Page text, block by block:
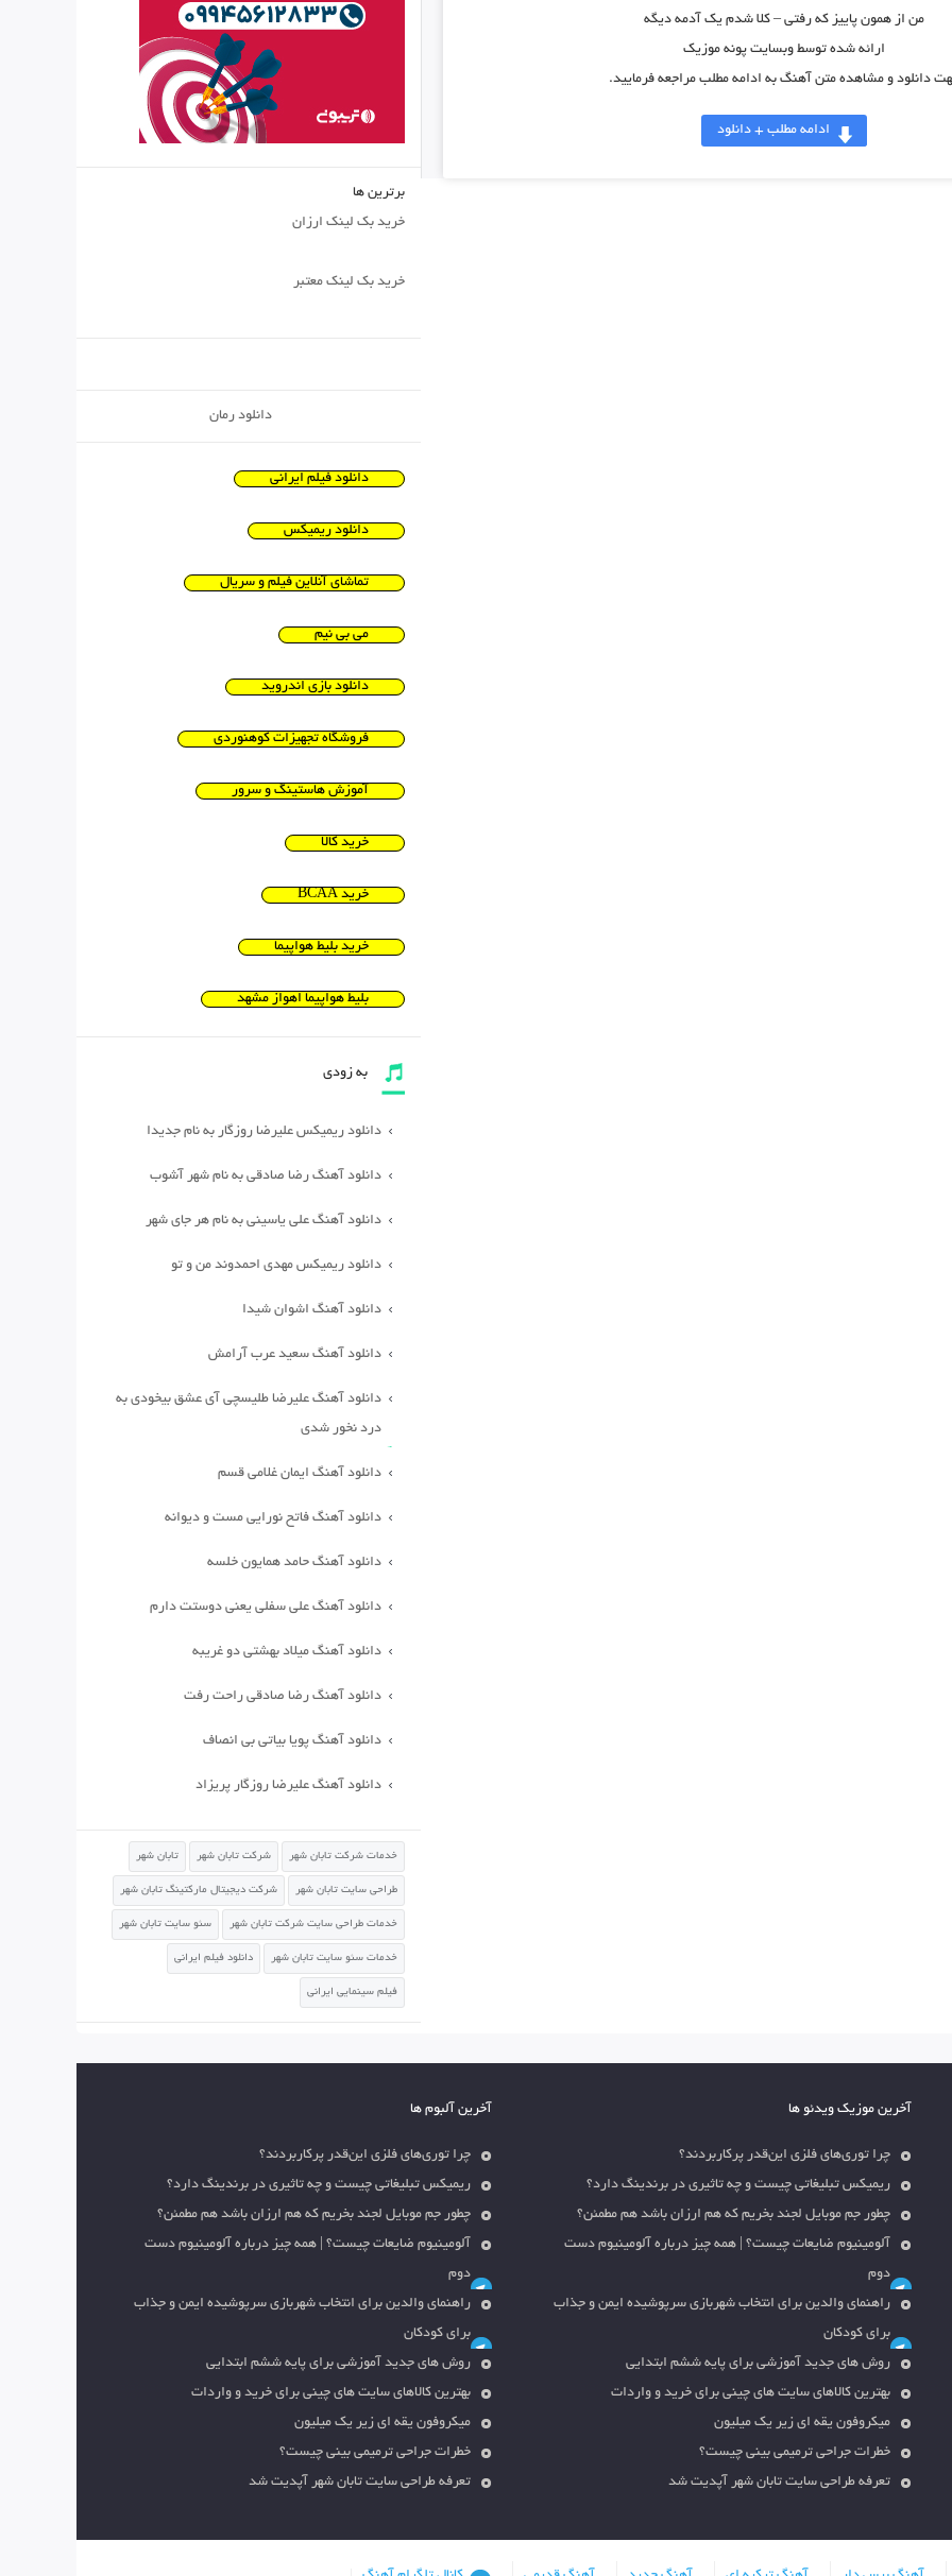
من از همون پاییز که رفتی – کلا شدم یک آدمه دیگه
ارائه شده توسط وبسایت پونه موزیک
دانلود و مشاهده متن آهنگ به ادامه مطلب مراجعه فرمایید.
ادامه مطلب + دانلود
برترین ها
خرید بک لینک ارزان
خرید بک لینک معتبر
دانلود رمان
دانلود فیلم ایرانی
دانلود ریمیکس
تماشای آنلاین فیلم و سریال
می بی نیم
دانلود بازی اندروید
فروشگاه تجهیزات کوهنوردی
آموزش هاستینگ و سرور
خرید کالا
خرید BCAA
خرید بلیط هواپیما
بلیط هواپیما اهواز مشهد
به زودی
دانلود ریمیکس علیرضا روزگار به نام جدیدا
دانلود آهنگ رضا صادقی به نام شهر آشوب
دانلود آهنگ علی یاسینی به نام هر جای شهر
دانلود ریمیکس مهدی احمدوند من و تو
دانلود آهنگ اشوان شیدا
دانلود آهنگ سعید عرب آرامش
دانلود آهنگ علیرضا طلیسچی آی عشق بیخودی به
درد نخور شدی
دانلود آهنگ ایمان غلامی قسم
دانلود آهنگ فاتح نورایی مست و دیوانه
دانلود آهنگ حامد همایون خلسه
دانلود آهنگ علی سفلی یعنی دوستت دارم
دانلود آهنگ میلاد بهشتی دو غریبه
دانلود آهنگ رضا صادقی راحت رفت
دانلود آهنگ پویا بیاتی بی انصاف
دانلود آهنگ علیرضا روزگار پریزاد
خدمات شرکت تابان شهر شرکت تابان شهر تابان شهر
طراحی سایت تابان شهر شرکت دیجیتال مارکتینگ تابان شهر
خدمات طراحی سایت شرکت تابان شهر سئو سایت تابان شهر
خدمات سئو سایت تابان شهر دانلود فیلم ایرانی
فیلم سینمایی ایرانی
آخرین موزیک ویدئو ها
چرا توری‌های فلزی این‌قدر پرکاربردند؟
ریمیکس تبلیغاتی چیست و چه تاثیری در برندینگ دارد؟
چطور جم موبایل لجند بخریم که هم ارزان باشد هم مطمئن؟
آلومینیوم ضایعات چیست؟ | همه چیز درباره آلومینیوم دست
دوم
راهنمای والدین برای انتخاب شهربازی سرپوشیده ایمن و جذاب
برای کودکان
روش های جدید آموزشی برای پایه ششم ابتدایی
بهترین کالاهای سایت های چینی برای خرید و واردات
میکروفون یقه ای زیر یک میلیون
خطرات جراحی ترمیمی بینی چیست؟
تعرفه طراحی سایت تابان شهر آپدیت شد
آخرین آلبوم ها
چرا توری‌های فلزی این‌قدر پرکاربردند؟
ریمیکس تبلیغاتی چیست و چه تاثیری در برندینگ دارد؟
چطور جم موبایل لجند بخریم که هم ارزان باشد هم مطمئن؟
آلومینیوم ضایعات چیست؟ | همه چیز درباره آلومینیوم دست
دوم
راهنمای والدین برای انتخاب شهربازی سرپوشیده ایمن و جذاب
برای کودکان
روش های جدید آموزشی برای پایه ششم ابتدایی
بهترین کالاهای سایت های چینی برای خرید و واردات
میکروفون یقه ای زیر یک میلیون
خطرات جراحی ترمیمی بینی چیست؟
تعرفه طراحی سایت تابان شهر آپدیت شد